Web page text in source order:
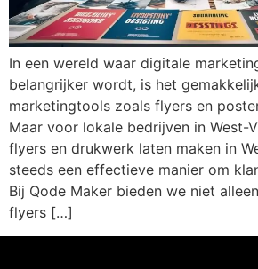
In een wereld waar digitale
belangrijker wordt, is het
marketingtools zoals flyers en
Maar voor lokale bedrijven in West-
flyers en drukwerk laten maken in
steeds een effectieve manier om
Bij Qode Maker bieden we niet
flyers […]